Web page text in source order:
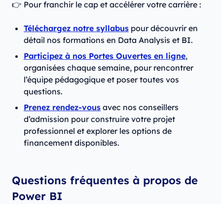
👉 Pour franchir le cap et accélérer votre carrière :
Téléchargez notre syllabus pour découvrir en
détail nos formations en Data Analysis et BI.
Participez à nos Portes Ouvertes en ligne,
organisées chaque semaine, pour rencontrer
l’équipe pédagogique et poser toutes vos
questions.
Prenez rendez-vous avec nos conseillers
d’admission pour construire votre projet
professionnel et explorer les options de
financement disponibles.
Questions fréquentes à propos de
Power BI